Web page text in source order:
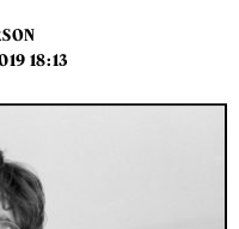
18:13